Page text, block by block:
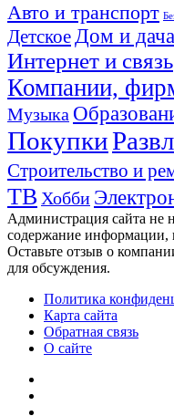
Авто и транспорт
ДетскоеДом и дача
Интернет и связь
Компании,
Музыка
Покупки
Строительство и
ТВ Хобби
Администрация сайта не
содержание информации,
Оставьте отзыв о
для обсуждения.
Политика
Карта сайта
Обратная связь
О сайте